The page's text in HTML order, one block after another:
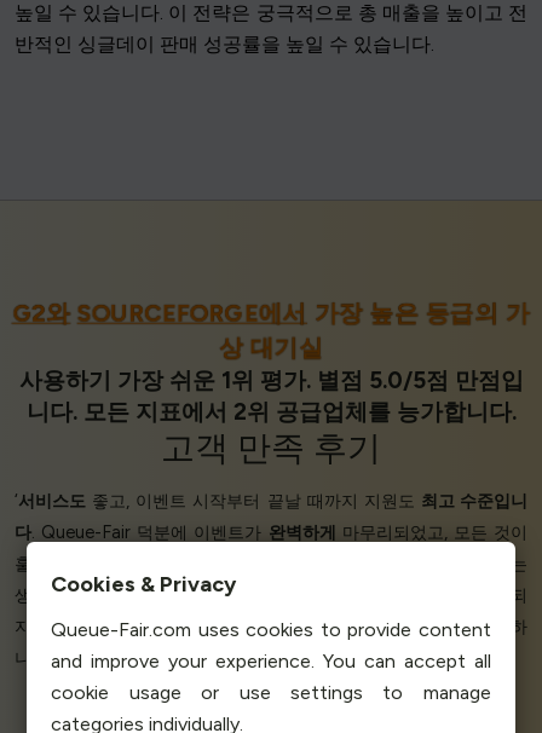
높일 수 있습니다. 이 전략은 궁극적으로 총 매출을 높이고 전
반적인 싱글데이 판매 성공률을 높일 수 있습니다.
G2와 SOURCEFORGE에서 가장 높은 등급의 가
상 대기실
사용하기 가장 쉬운 1위 평가. 별점 5.0/5점 만점입
니다. 모든 지표에서 2위 공급업체를 능가합니다.
고객 만족 후기
‘서비스도 좋고, 이벤트 시작부터 끝날 때까지 지원도 최고 수준입니
다. Queue-Fair 덕분에 이벤트가 완벽하게
마무리되었고, 모든 것이
훌륭하게
잘했다는
생각이 듭니다. Queue-Fair 덕분에 인프라에 타격을 주거나 다운되
지
않고도온라인 티켓을 판매할 수 있었습니다. 불만스러운 점은 하
나도 없습니다.전반적으로 서비스가 훌륭합니다.’
Cookies & Privacy
Queue-Fair.com uses cookies to provide content
and improve your experience. You can accept all
cookie usage or use settings to manage
categories individually.